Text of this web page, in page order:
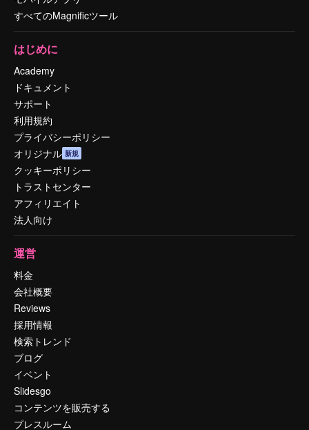
すべてのMagnificツール
はじめに
Academy
ドキュメント
サポート
利用規約
プライバシーポリシー
オリジナル 新規
クッキーポリシー
トラストセンター
アフィリエイト
法人向け
運営
料金
会社概要
Reviews
採用情報
検索トレンド
ブログ
イベント
Slidesgo
コンテンツを販売する
プレスルーム